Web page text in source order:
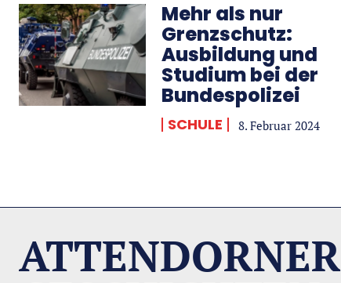
Mehr als nur
Grenzschutz:
Ausbildung und
Studium bei der
Bundespolizei
SCHULE 8. Februar 2024
ATTENDORNER